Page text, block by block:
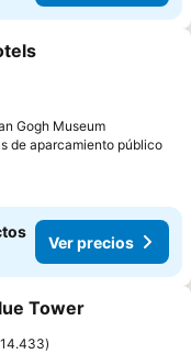
favoritos
Gogh Museum
de aparcamiento público
Ver precios
favoritos
Tower
14.433